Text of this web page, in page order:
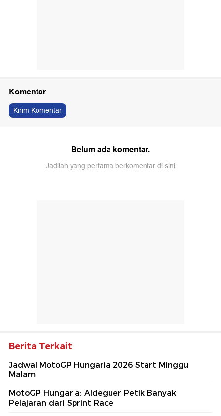
Komentar
Kirim Komentar
Belum ada komentar.
Jadilah yang pertama berkomentar di sini
Berita Terkait
Jadwal MotoGP Hungaria 2026 Start Minggu
Malam
MotoGP Hungaria: Aldeguer Petik Banyak
Pelajaran dari Sprint Race